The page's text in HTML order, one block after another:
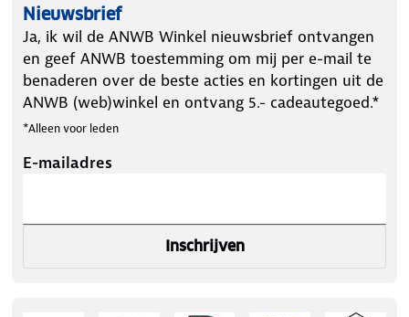
Nieuwsbrief
Ja, ik wil de ANWB Winkel nieuwsbrief ontvangen
en geef ANWB toestemming om mij per e-mail te
benaderen over de beste acties en kortingen uit de
ANWB (web)winkel en ontvang 5.- cadeautegoed.*
*Alleen voor leden
E-mailadres
Inschrijven